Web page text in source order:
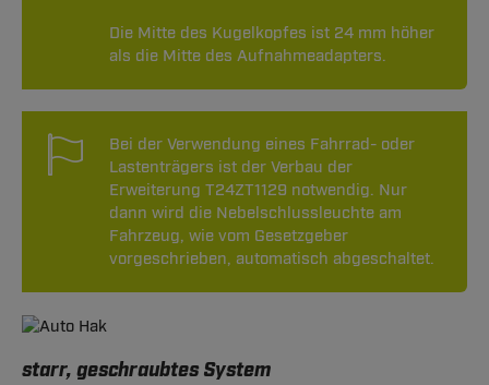
Die Mitte des Kugelkopfes ist 24 mm höher
als die Mitte des Aufnahmeadapters.
Bei der Verwendung eines Fahrrad- oder
Lastenträgers ist der Verbau der
Erweiterung T24ZT1129 notwendig. Nur
dann wird die Nebelschlussleuchte am
Fahrzeug, wie vom Gesetzgeber
vorgeschrieben, automatisch abgeschaltet.
starr, geschraubtes System